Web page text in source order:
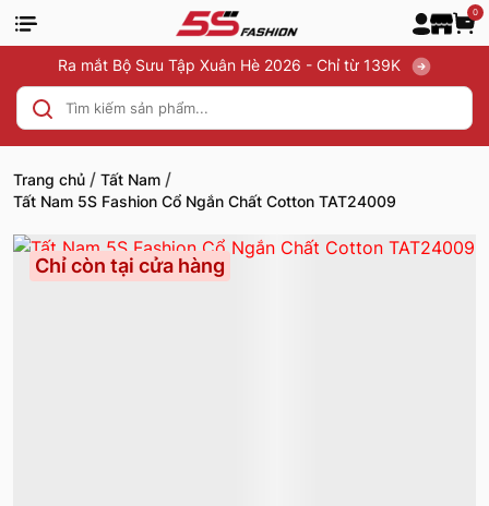
0
Ra mắt Bộ Sưu Tập Xuân Hè 2026 - Chỉ từ 139K
Trang chủ / Tất Nam /
Tất Nam 5S Fashion Cổ Ngắn Chất Cotton TAT24009
Chỉ còn tại cửa hàng